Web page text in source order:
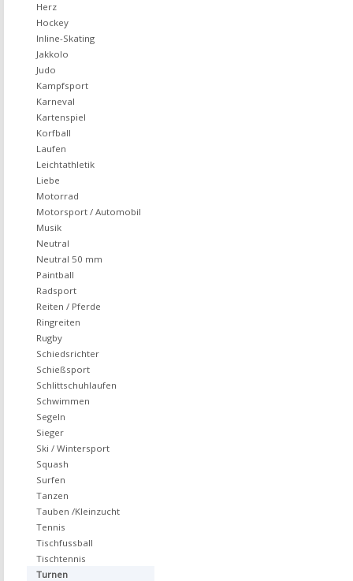
Herz
Hockey
Inline-Skating
Jakkolo
Judo
Kampfsport
Karneval
Kartenspiel
Korfball
Laufen
Leichtathletik
Liebe
Motorrad
Motorsport / Automobil
Musik
Neutral
Neutral 50 mm
Paintball
Radsport
Reiten / Pferde
Ringreiten
Rugby
Schiedsrichter
Schießsport
Schlittschuhlaufen
Schwimmen
Segeln
Sieger
Ski / Wintersport
Squash
Surfen
Tanzen
Tauben /Kleinzucht
Tennis
Tischfussball
Tischtennis
Turnen